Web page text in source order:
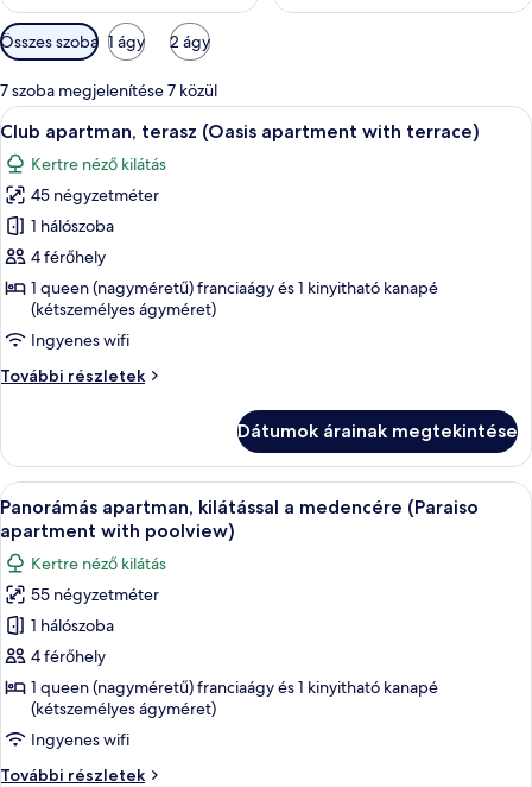
Szobákhoz
rendelkezésre
álló
szűrők
Összes szoba 1 ágy 2 ágy
7 szoba megjelenítése 7 közül
A
következő
szoba
összes
képének
megtekintése:
Club
apartman,
terasz
(Oasis
apartment
terrace)
Egy gondosan megterített ágy,
21
Club apartman, terasz (Oasis apartment with terrace)
Kertre néző kilátás
45 négyzetméter
1 hálószoba
4 férőhely
1 queen (nagyméretű) franciaágy és 1 kinyitható kanapé
(kétszemélyes ágyméret)
Ingyenes wifi
További részletek
Club
apartment
with
terrace)
további
részletei
Dátumok árainak megtekintése
A
következő
szoba
összes
képének
megtekintése:
Panorámás
apartman,
kilátással
a
medencére
Egy modern nappali, melyben üveg
20
Panorámás apartman, kilátással a medencére (Paraiso
apartment with poolview)
Kertre néző kilátás
55 négyzetméter
1 hálószoba
4 férőhely
1 queen (nagyméretű) franciaágy és 1 kinyitható kanapé
(kétszemélyes ágyméret)
Ingyenes wifi
További részletek
Panorámás